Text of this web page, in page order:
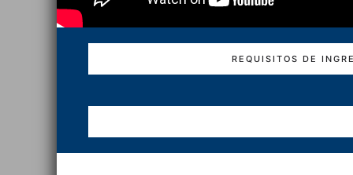
REQUISITOS DE